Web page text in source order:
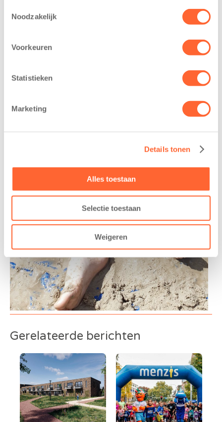
Noodzakelijk
Voorkeuren
Statistieken
Marketing
Details tonen
Alles toestaan
Selectie toestaan
Weigeren
Gerelateerde berichten